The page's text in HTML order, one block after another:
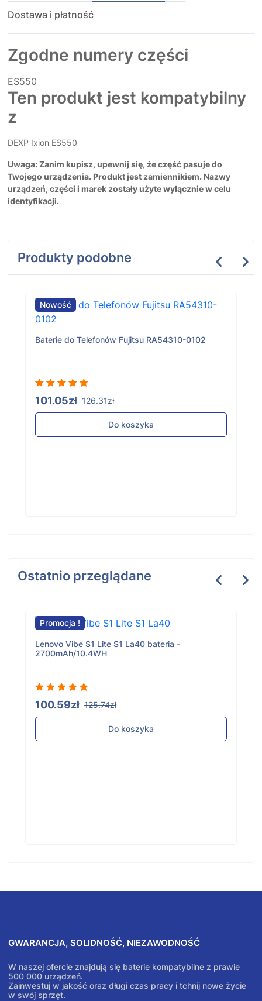
Dostawa i płatność
Zgodne numery części
ES550
Ten produkt jest kompatybilny
z
DEXP Ixion ES550
Uwaga: Zanim kupisz, upewnij się, że część pasuje do
Twojego urządzenia. Produkt jest zamiennikiem. Nazwy
urządzeń, części i marek zostały użyte wyłącznie w celu
identyfikacji.
Produkty podobne
Nowość
Baterie do Telefonów Fujitsu RA54310-0102
101.05zł 126.31zł
Do koszyka
Ostatnio przeglądane
Promocja !
Lenovo Vibe S1 Lite S1 La40 bateria -
2700mAh/10.4WH
100.59zł 125.74zł
Do koszyka
GWARANCJA, SOLIDNOŚĆ, NIEZAWODNOŚĆ
W naszej ofercie znajdują się baterie kompatybilne z prawie
500 000 urządzeń.
Zainwestuj w jakość oraz długi czas pracy i tchnij nowe życie
w swój sprzęt.